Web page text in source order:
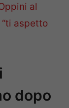
al
aspetto
dopo